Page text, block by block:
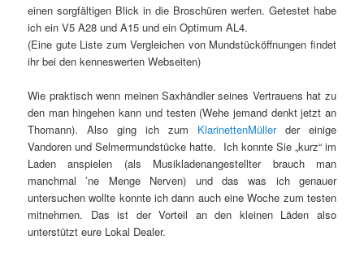
einen sorgfältigen Blick in die Broschüren werfen. Getestet habe
ich ein V5 A28 und A15 und ein Optimum AL4.
(Eine gute Liste zum Vergleichen von Mundstücköffnungen findet
ihr bei den kenneswerten Webseiten)
Wie praktisch wenn meinen Saxhändler seines Vertrauens hat zu
den man hingehen kann und testen (Wehe jemand denkt jetzt an
Thomann). Also ging ich zum KlarinettenMüllerder einige
Vandoren und Selmermundstücke hatte. Ich konnte Sie „kurz“ im
Laden anspielen (als Musikladenangestellter brauch man
manchmal ’ne Menge Nerven) und das was ich genauer
untersuchen wollte konnte ich dann auch eine Woche zum testen
mitnehmen. Das ist der Vorteil an den kleinen Läden also
unterstützt eure Lokal Dealer.